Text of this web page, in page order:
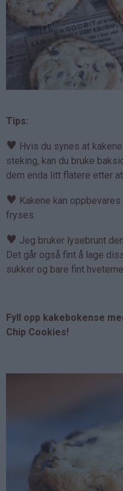
Tips:
♥ Hvis du synes at
steking, kan du bruke
dem enda litt flatere etter
♥ Kakene kan
fryses.
♥ Jeg bruker lysebrunt
Det går også fint å lage
sukker og bare fint
Fyll opp kakebokense
Chip Cookies!